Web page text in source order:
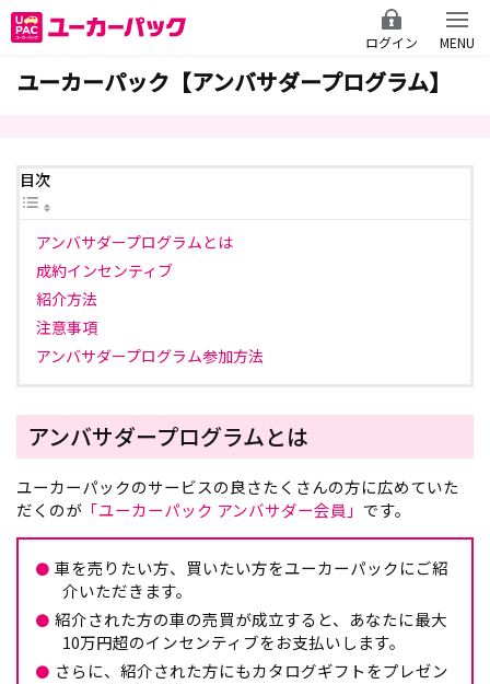
ログイン MENU
ユーカーパック【アンバサダープログラム】
目次
アンバサダープログラムとは
成約インセンティブ
紹介方法
注意事項
アンバサダープログラム参加方法
アンバサダープログラムとは
ユーカーパックのサービスの良さたくさんの方に広めていた
だくのが 「ユーカーパック アンバサダー会員」 です。
車を売りたい方、買いたい方をユーカーパックにご紹
介いただきます。
紹介された方の車の売買が成立すると、あなたに最大
10万円超のインセンティブをお支払いします。
さらに、紹介された方にもカタログギフトをプレゼン